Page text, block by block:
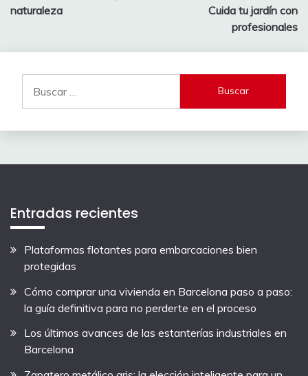
de
naturaleza
Cuida tu jardín con
profesionales
Entradas recientes
Plataformas flotantes para embarcaciones bien
protegidas
Cómo comprar una vivienda en Barcelona paso a paso:
la guía definitiva para no perderte en el proceso
Los últimos avances de las estanterías industriales en
Barcelona